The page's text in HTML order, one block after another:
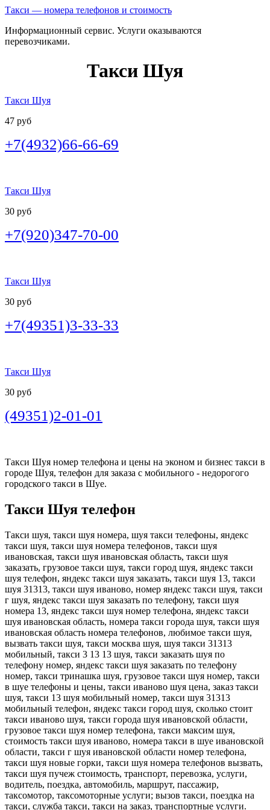
Такси — номера телефонов и стоимость
Информационный сервис. Услуги оказываются
перевозчиками.
Такси Шуя
Такси Шуя
47 руб
+7(4932)66-66-69
Такси Шуя
30 руб
+7(920)347-70-00
Такси Шуя
30 руб
+7(49351)3-33-33
Такси Шуя
30 руб
(49351)2-01-01
Такси Шуя номер телефона и цены на эконом и бизнес такси в
городе Шуя, телефон для заказа с мобильного - недорогого
городского такси в Шуе.
Такси Шуя телефон
Такси шуя, такси шуя номера, шуя такси телефоны, яндекс
такси шуя, такси шуя номера телефонов, такси шуя
ивановская, такси шуя ивановская область, такси шуя
заказать, грузовое такси шуя, такси город шуя, яндекс такси
шуя телефон, яндекс такси шуя заказать, такси шуя 13, такси
шуя 31313, такси шуя иваново, номер яндекс такси шуя, такси
г шуя, яндекс такси шуя заказать по телефону, такси шуя
номера 13, яндекс такси шуя номер телефона, яндекс такси
шуя ивановская область, номера такси города шуя, такси шуя
ивановская область номера телефонов, любимое такси шуя,
вызвать такси шуя, такси москва шуя, шуя такси 31313
мобильный, такси 3 13 13 шуя, такси заказать шуя по
телефону номер, яндекс такси шуя заказать по телефону
номер, такси тринашка шуя, грузовое такси шуя номер, такси
в шуе телефоны и цены, такси иваново шуя цена, заказ такси
шуя, такси 13 шуя мобильный номер, такси шуя 31313
мобильный телефон, яндекс такси город шуя, сколько стоит
такси иваново шуя, такси города шуя ивановской области,
грузовое такси шуя номер телефона, такси максим шуя,
стоимость такси шуя иваново, номера такси в шуе ивановской
области, такси г шуя ивановской области номер телефона,
такси шуя новые горки, такси шуя номера телефонов вызвать,
такси шуя пучеж стоимость, транспорт, перевозка, услуги,
водитель, поездка, автомобиль, маршрут, пассажир,
таксомотор, таксомоторные услуги; вызов такси, поездка на
такси, служба такси, такси на заказ, транспортные услуги.